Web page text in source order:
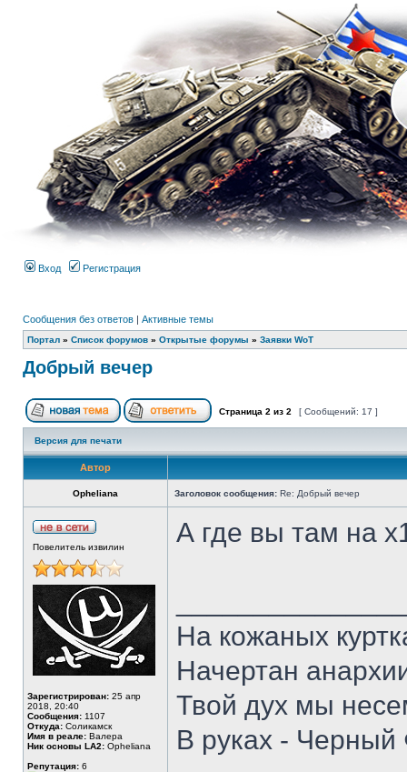
Вход Регистрация
Сообщения без ответов | Активные темы
Портал » Список форумов » Открытые форумы » Заявки WoT
Добрый вечер
Страница 2 из 2 [ Сообщений: 17 ]
Версия для печати
Автор
Opheliana Заголовок сообщения: Re: Добрый вечер
Повелитель извилин
Зарегистрирован: 25 апр
2018, 20:40
Сообщения: 1107
Откуда: Соликамск
Имя в реале: Валера
Ник основы LA2: Opheliana
Репутация: 6
А где вы там на
На кожаных
Начертан
Твой дух мы
В руках - Черный